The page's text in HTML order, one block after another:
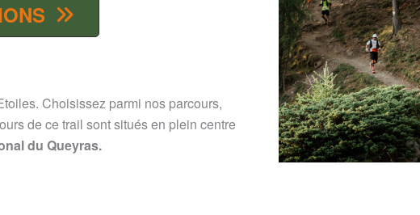
Choisissez parmi nos parcours,
de ce trail sont situés en plein centre
du Queyras.